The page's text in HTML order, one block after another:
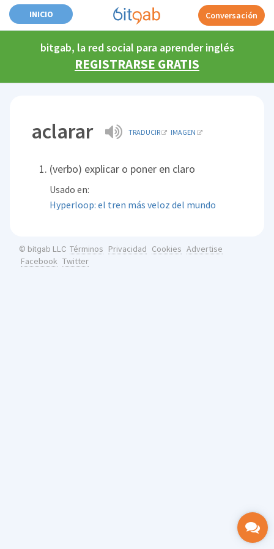
INICIO Conversación
bitgab, la red social para aprender inglés
REGISTRARSE GRATIS
aclarar TRADUCIR IMAGEN
(verbo) explicar o poner en claro
Usado en:
Hyperloop: el tren más veloz del mundo
© bitgab LLC Términos Privacidad Cookies Advertise
Facebook Twitter